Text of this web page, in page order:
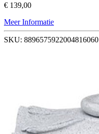
€ 139,00
Meer Informatie
SKU: 8896575922004816060